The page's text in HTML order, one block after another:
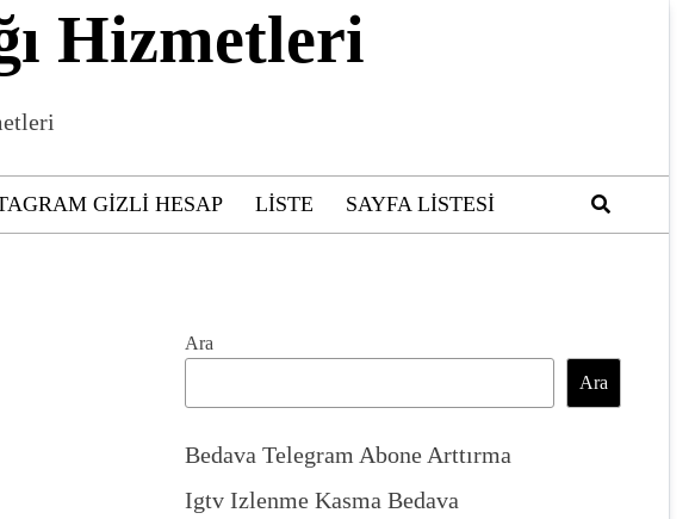
Hizmetleri
GIZLI HESAP LISTE SAYFA LISTESI
Ara
Ara
Bedava Telegram Abone Arttırma
Igtv Izlenme Kasma Bedava